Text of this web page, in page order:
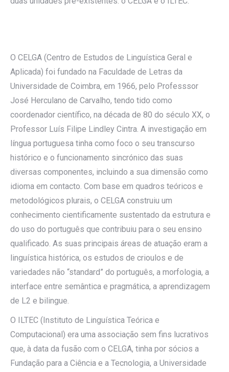
O CELGA (Centro de Estudos de Linguística Geral e
Aplicada) foi fundado na Faculdade de Letras da
Universidade de Coimbra, em 1966, pelo Professsor
José Herculano de Carvalho, tendo tido como
coordenador científico, na década de 80 do século XX, o
Professor Luís Filipe Lindley Cintra. A investigação em
língua portuguesa tinha como foco o seu transcurso
histórico e o funcionamento sincrónico das suas
diversas componentes, incluindo a sua dimensão como
idioma em contacto. Com base em quadros teóricos e
metodológicos plurais, o CELGA construiu um
conhecimento cientificamente sustentado da estrutura e
do uso do português que contribuiu para o seu ensino
qualificado. As suas principais áreas de atuação eram a
linguística histórica, os estudos de crioulos e de
variedades não “standard” do português, a morfologia, a
interface entre semântica e pragmática, a aprendizagem
de L2 e bilingue.
O ILTEC (Instituto de Linguística Teórica e
Computacional) era uma associação sem fins lucrativos
que, à data da fusão com o CELGA, tinha por sócios a
Fundação para a Ciência e a Tecnologia, a Universidade